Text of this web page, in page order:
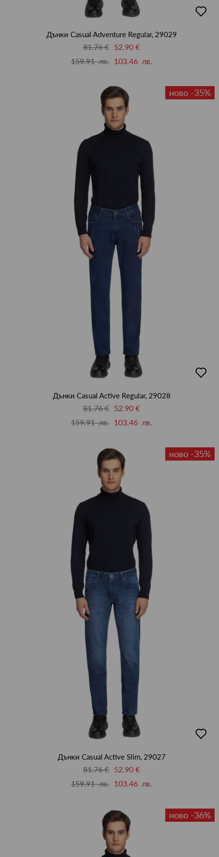
в
Дънки Casual Adventure Regular, 29029
81.76 € 52.90 €
159.91 лв. 103.46 лв.
ново -35%
в
Дънки Casual Active Regular, 29028
81.76 € 52.90 €
159.91 лв. 103.46 лв.
ново -35%
в
Дънки Casual Active Slim, 29027
81.76 € 52.90 €
159.91 лв. 103.46 лв.
ново -36%